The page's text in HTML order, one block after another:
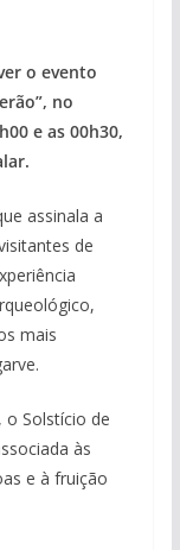
o evento
no
e as 00h30,
assinala a
de
mais
o Solstício de
às
e à fruição